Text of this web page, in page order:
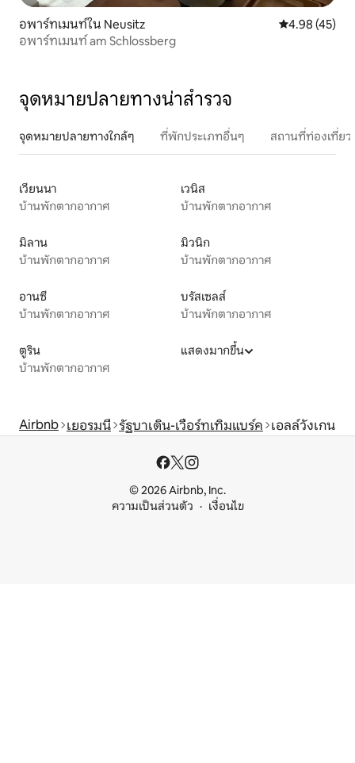
อพาร์ทเมนท์ใน Neusitz คะแนนเฉลี่ย
4.98 (45)
อพาร์ทเมนท์ am Schlossberg
จุดหมายปลายทางน่าสำรวจ
จุดหมายปลายทางใกล้ๆ ที่พักประเภทอื่นๆ สถานที่ท่องเที่ย
เวียนนา
บ้านพักตากอากาศ
เวนิส
บ้านพักตากอากาศ
มิลาน
บ้านพักตากอากาศ
มิวนิก
บ้านพักตากอากาศ
อานซี
บ้านพักตากอากาศ
บรัสเซลส์
บ้านพักตากอากาศ
ตูริน
บ้านพักตากอากาศ
แสดงมากขึ้น
Airbnb เยอรมนี รัฐบาเดิน-เวือร์ทเทิมแบร์ค เอลล์วังเกน
© 2026 Airbnb, Inc.
ความเป็นส่วนตัว
เงื่อนไข